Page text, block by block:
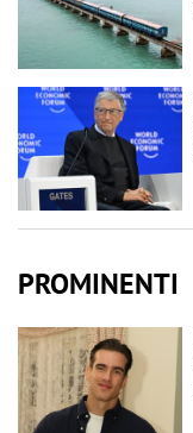
PROMINENTI